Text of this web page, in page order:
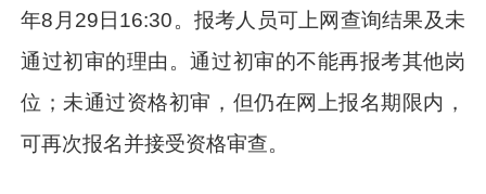
年8月29日16:30。报考人员可上网查询结果及未
通过初审的理由。通过初审的不能再报考其他岗
位；未通过资格初审，但仍在网上报名期限内，
可再次报名并接受资格审查。